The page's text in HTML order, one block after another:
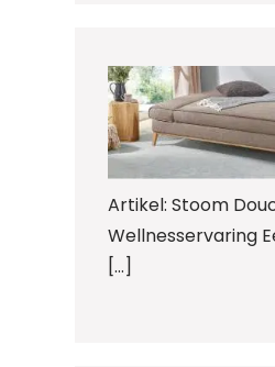
Artikel: Stoom
Wellnesservaring
[…]